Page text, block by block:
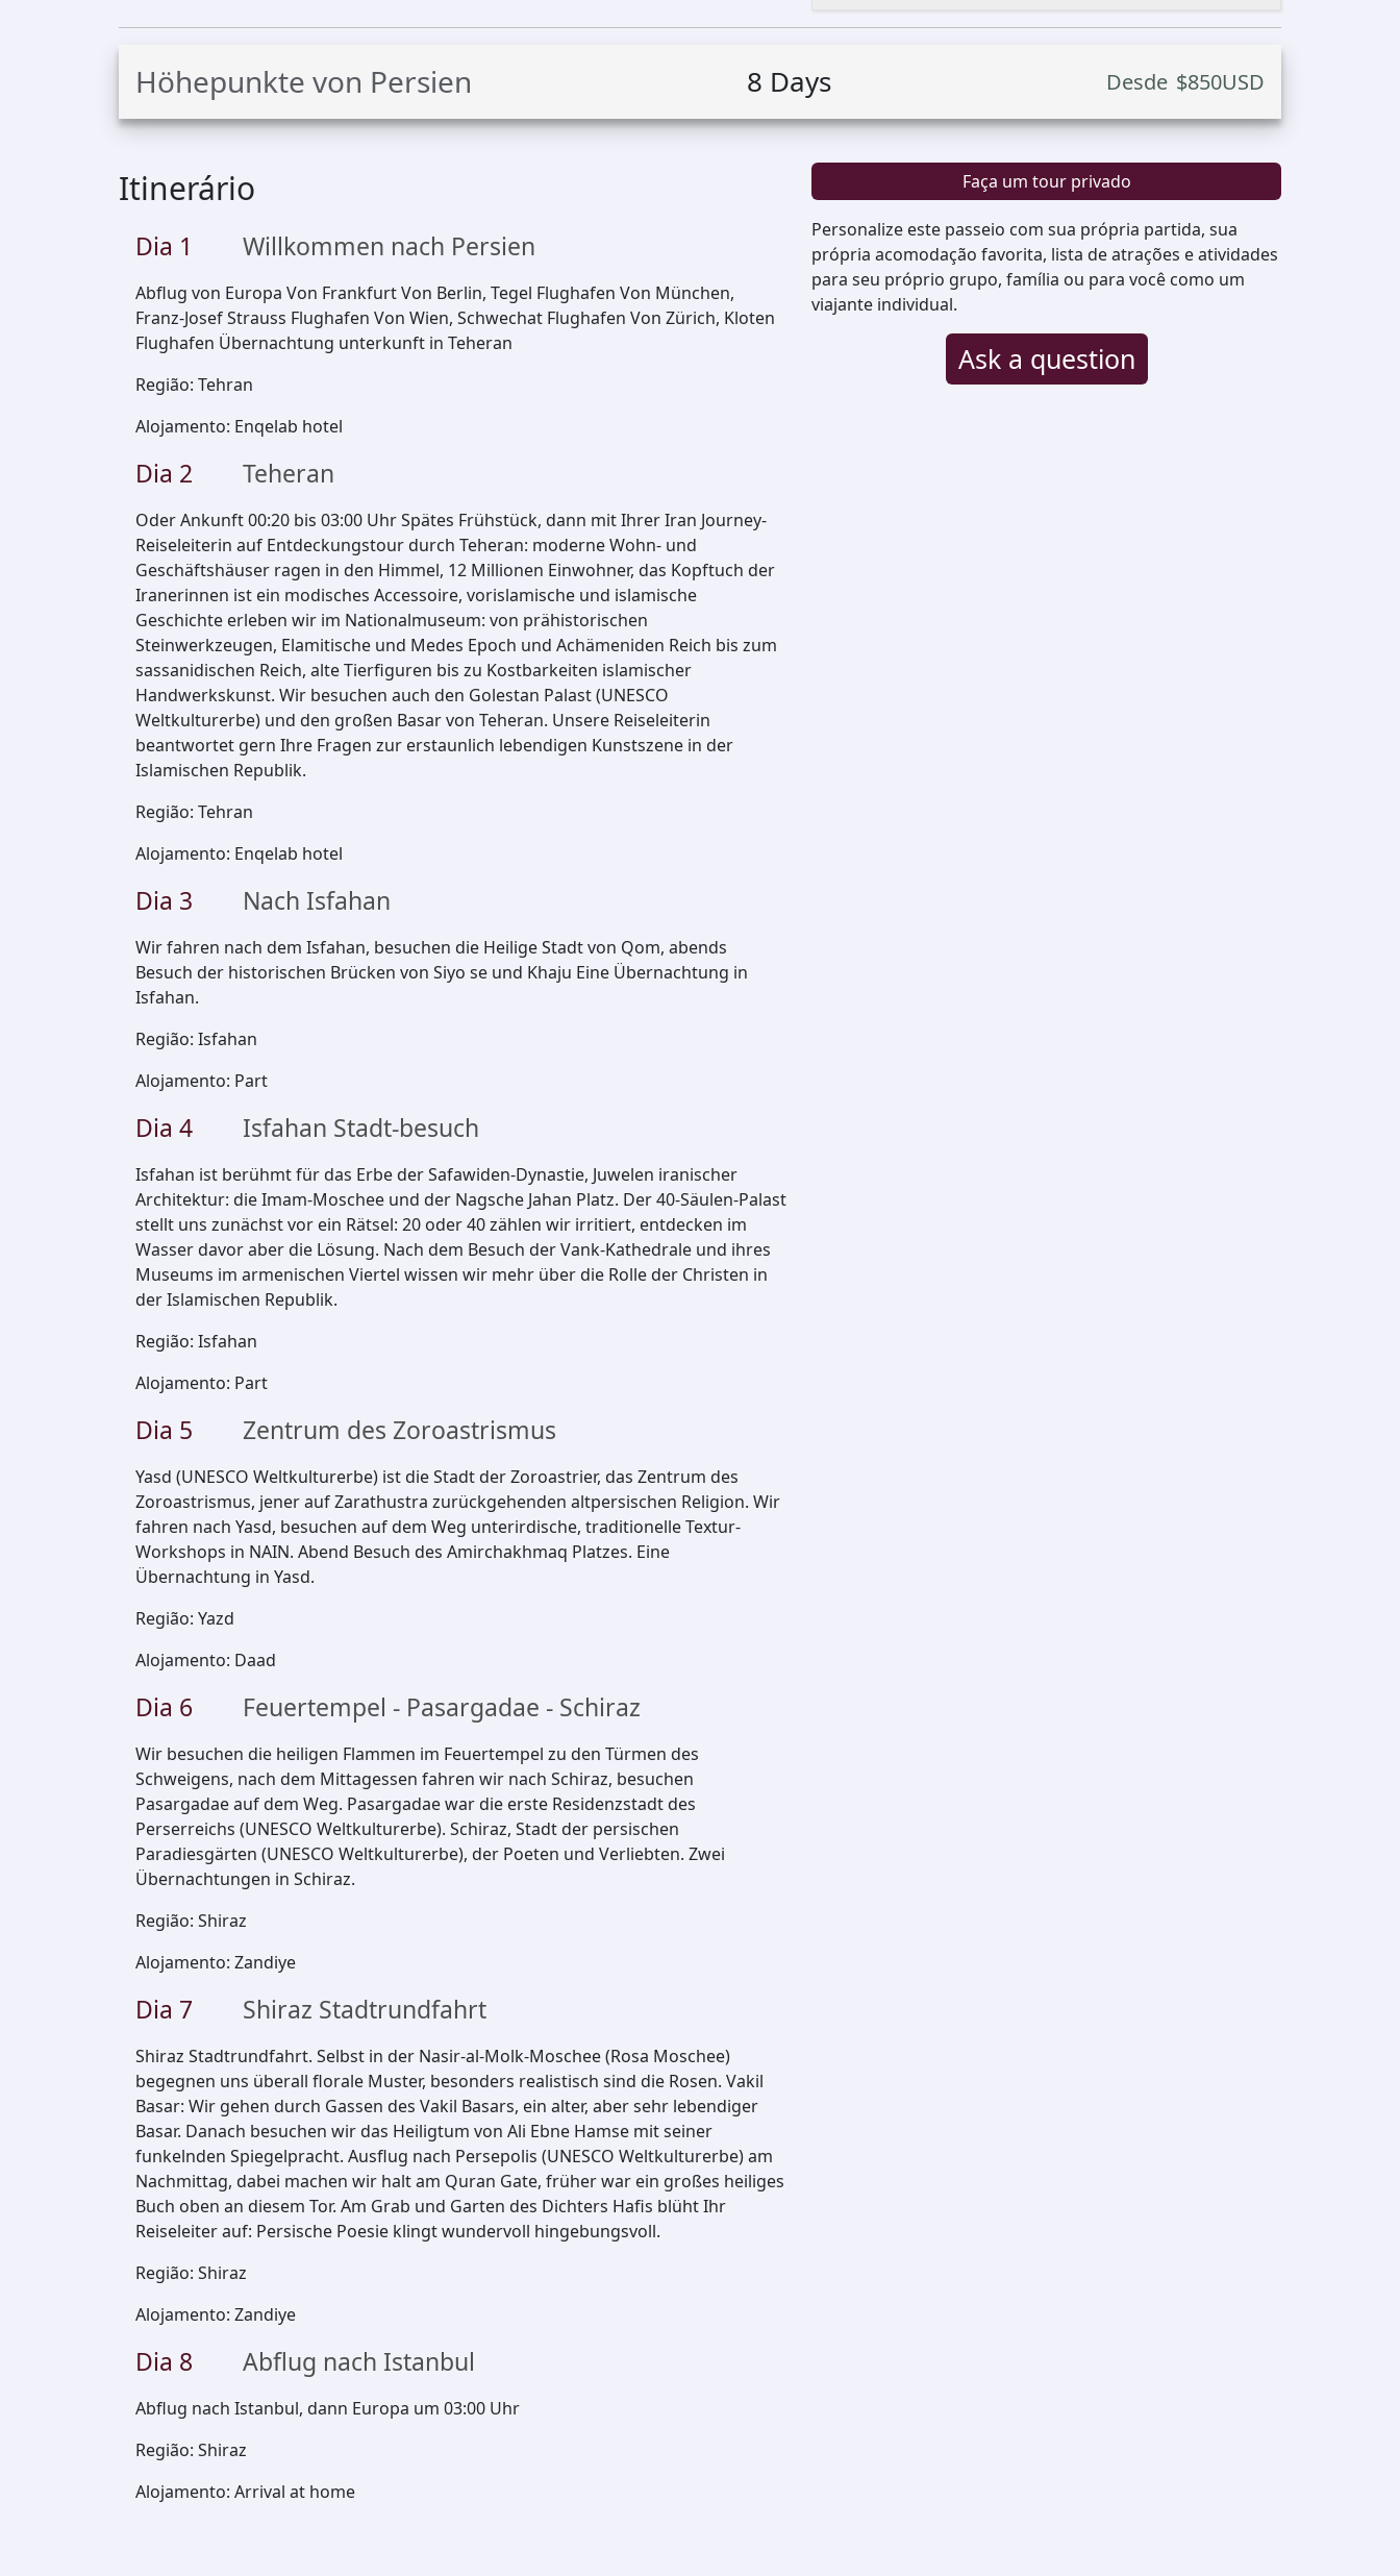
Höhepunkte von Persien 8 Days Desde $850USD
Itinerário
Dia 1 Willkommen nach Persien
Abflug von Europa Von Frankfurt Von Berlin, Tegel Flughafen Von München,
Franz-Josef Strauss Flughafen Von Wien, Schwechat Flughafen Von Zürich, Kloten
Flughafen Übernachtung unterkunft in Teheran
Região: Tehran
Alojamento: Enqelab hotel
Dia 2 Teheran
Oder Ankunft 00:20 bis 03:00 Uhr Spätes Frühstück, dann mit Ihrer Iran Journey-
Reiseleiterin auf Entdeckungstour durch Teheran: moderne Wohn- und
Geschäftshäuser ragen in den Himmel, 12 Millionen Einwohner, das Kopftuch der
Iranerinnen ist ein modisches Accessoire, vorislamische und islamische
Geschichte erleben wir im Nationalmuseum: von prähistorischen
Steinwerkzeugen, Elamitische und Medes Epoch und Achämeniden Reich bis zum
sassanidischen Reich, alte Tierfiguren bis zu Kostbarkeiten islamischer
Handwerkskunst. Wir besuchen auch den Golestan Palast (UNESCO
Weltkulturerbe) und den großen Basar von Teheran. Unsere Reiseleiterin
beantwortet gern Ihre Fragen zur erstaunlich lebendigen Kunstszene in der
Islamischen Republik.
Região: Tehran
Alojamento: Enqelab hotel
Dia 3 Nach Isfahan
Wir fahren nach dem Isfahan, besuchen die Heilige Stadt von Qom, abends
Besuch der historischen Brücken von Siyo se und Khaju Eine Übernachtung in
Isfahan.
Região: Isfahan
Alojamento: Part
Dia 4 Isfahan Stadt-besuch
Isfahan ist berühmt für das Erbe der Safawiden-Dynastie, Juwelen iranischer
Architektur: die Imam-Moschee und der Nagsche Jahan Platz. Der 40-Säulen-Palast
stellt uns zunächst vor ein Rätsel: 20 oder 40 zählen wir irritiert, entdecken im
Wasser davor aber die Lösung. Nach dem Besuch der Vank-Kathedrale und ihres
Museums im armenischen Viertel wissen wir mehr über die Rolle der Christen in
der Islamischen Republik.
Região: Isfahan
Alojamento: Part
Dia 5 Zentrum des Zoroastrismus
Yasd (UNESCO Weltkulturerbe) ist die Stadt der Zoroastrier, das Zentrum des
Zoroastrismus, jener auf Zarathustra zurückgehenden altpersischen Religion. Wir
fahren nach Yasd, besuchen auf dem Weg unterirdische, traditionelle Textur-
Workshops in NAIN. Abend Besuch des Amirchakhmaq Platzes. Eine
Übernachtung in Yasd.
Região: Yazd
Alojamento: Daad
Dia 6 Feuertempel - Pasargadae - Schiraz
Wir besuchen die heiligen Flammen im Feuertempel zu den Türmen des
Schweigens, nach dem Mittagessen fahren wir nach Schiraz, besuchen
Pasargadae auf dem Weg. Pasargadae war die erste Residenzstadt des
Perserreichs (UNESCO Weltkulturerbe). Schiraz, Stadt der persischen
Paradiesgärten (UNESCO Weltkulturerbe), der Poeten und Verliebten. Zwei
Übernachtungen in Schiraz.
Região: Shiraz
Alojamento: Zandiye
Dia 7 Shiraz Stadtrundfahrt
Shiraz Stadtrundfahrt. Selbst in der Nasir-al-Molk-Moschee (Rosa Moschee)
begegnen uns überall florale Muster, besonders realistisch sind die Rosen. Vakil
Basar: Wir gehen durch Gassen des Vakil Basars, ein alter, aber sehr lebendiger
Basar. Danach besuchen wir das Heiligtum von Ali Ebne Hamse mit seiner
funkelnden Spiegelpracht. Ausflug nach Persepolis (UNESCO Weltkulturerbe) am
Nachmittag, dabei machen wir halt am Quran Gate, früher war ein großes heiliges
Buch oben an diesem Tor. Am Grab und Garten des Dichters Hafis blüht Ihr
Reiseleiter auf: Persische Poesie klingt wundervoll hingebungsvoll.
Região: Shiraz
Alojamento: Zandiye
Dia 8 Abflug nach Istanbul
Abflug nach Istanbul, dann Europa um 03:00 Uhr
Região: Shiraz
Alojamento: Arrival at home
Faça um tour privado
Personalize este passeio com sua própria partida, sua
própria acomodação favorita, lista de atrações e atividades
para seu próprio grupo, família ou para você como um
viajante individual.
Ask a question